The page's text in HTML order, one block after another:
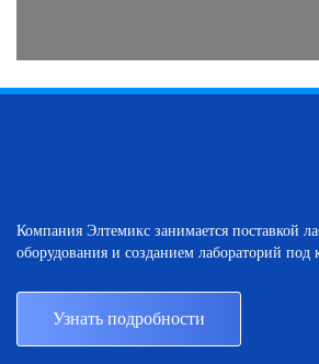
Компания Элтемикс занимается поставкой
оборудования и созданием лабораторий под
Узнать подробности